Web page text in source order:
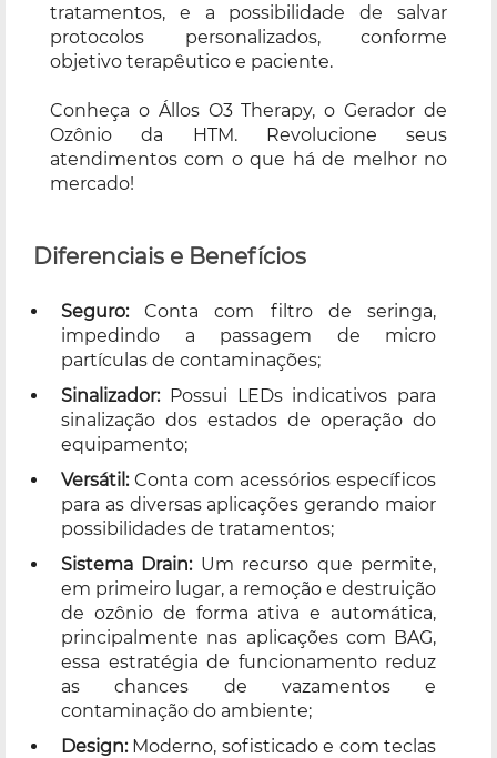
tratamentos, e a possibilidade de salvar
protocolos personalizados, conforme
objetivo terapêutico e paciente.
Conheça o Állos O3 Therapy, o Gerador de
Ozônio da HTM. Revolucione seus
atendimentos com o que há de melhor no
mercado!
Diferenciais e Benefícios
Seguro:Conta com filtro de seringa,
impedindo a passagem de micro
partículas de contaminações;
Sinalizador:Possui LEDs indicativos para
sinalização dos estados de operação do
equipamento;
Versátil:Conta com acessórios específicos
para as diversas aplicações gerando maior
possibilidades de tratamentos;
Sistema Drain:Um recurso que permite,
em primeiro lugar, a remoção e destruição
de ozônio de forma ativa e automática,
principalmente nas aplicações com BAG,
essa estratégia de funcionamento reduz
as chances de vazamentos e
contaminação do ambiente;
Design:Moderno, sofisticado e com teclas